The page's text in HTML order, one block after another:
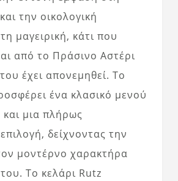
την οικολογική
μαγειρική, κάτι που
από το Πράσινο Αστέρι
έχει απονεμηθεί. Το
ένα κλασικό μενού
και μια πλήρως
δείχνοντας την
μοντέρνο χαρακτήρα
Το κελάρι Rutz